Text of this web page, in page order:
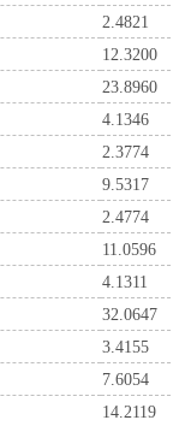
2.4821
12.3200
23.8960
4.1346
2.3774
9.5317
2.4774
11.0596
4.1311
32.0647
3.4155
7.6054
14.2119